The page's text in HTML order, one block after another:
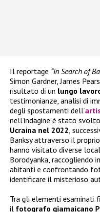
Il reportage “In Search of
Simon Gardner, James
risultato di un lungo
testimonianze, analisi di
degli spostamenti dell’
nell’indagine è stato
Ucraina nel 2022,
Banksy attraverso il
hanno visitato diverse
Borodyanka, raccogliendo
abitanti e confrontando
identificare il misterioso
Tra gli elementi esaminati
il fotografo giamaicano